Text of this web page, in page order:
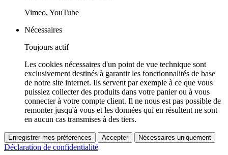
Vimeo, YouTube
Nécessaires
Toujours actif
Les cookies nécessaires d'un point de vue technique sont
exclusivement destinés à garantir les fonctionnalités de base
de notre site internet. Ils servent par exemple à ce que vous
puissiez collecter des produits dans votre panier ou à vous
connecter à votre compte client. Il ne nous est pas possible de
remonter jusqu'à vous et les données qui en résultent ne sont
en aucun cas transmises à des tiers.
Enregistrer mes préférences Accepter Nécessaires uniquement
Déclaration de confidentialité